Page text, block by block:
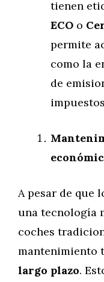
tienen
ECO o
permite
como la
de
A pesar de que
una tecnología
coches
mantenimiento
largo plazo.